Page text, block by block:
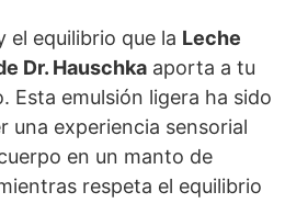
el equilibrio que la Leche
Dr. Hauschka aporta a tu
Esta emulsión ligera ha sido
una experiencia sensorial
en un manto de
respeta el equilibrio